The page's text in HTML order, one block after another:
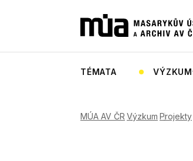
TÉMATA VÝZKUM
MÚA AV ČR Výzkum Projekty